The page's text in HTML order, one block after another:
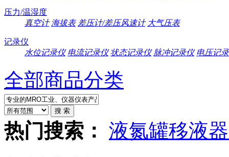
压力/温湿度
真空计 海拔表 差压计/差压风速计 大气压表
记录仪
水位记录仪 电流记录仪 状态记录仪 脉冲记录仪 电压记
全部商品分类
热门搜索： 液氮罐移液器